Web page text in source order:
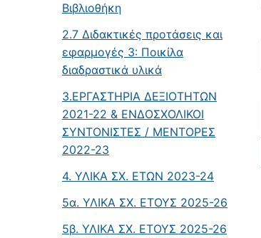
Βιβλιοθήκη
2.7 Διδακτικές προτάσεις και
εφαρμογές 3: Ποικίλα
διαδραστικά υλικά
3.ΕΡΓΑΣΤΗΡΙΑ ΔΕΞΙΟΤΗΤΩΝ
2021-22 & ΕΝΔΟΣΧΟΛΙΚΟΙ
ΣΥΝΤΟΝΙΣΤΕΣ / ΜΕΝΤΟΡΕΣ
2022-23
4. ΥΛΙΚΑ ΣΧ. ΕΤΩΝ 2023-24
5α. ΥΛΙΚΑ ΣΧ. ΕΤΟΥΣ 2025-26
5β. ΥΛΙΚΑ ΣΧ. ΕΤΟΥΣ 2025-26